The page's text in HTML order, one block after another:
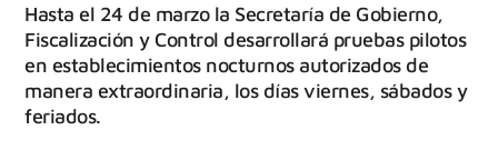
Hasta el 24 de marzo la Secretaría de Gobierno,
Fiscalización y Control desarrollará pruebas pilotos
en establecimientos nocturnos autorizados de
manera extraordinaria, los días viernes, sábados y
feriados.